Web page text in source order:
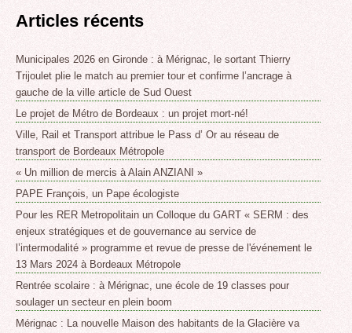
Articles récents
Municipales 2026 en Gironde : à Mérignac, le sortant Thierry
Trijoulet plie le match au premier tour et confirme l’ancrage à
gauche de la ville article de Sud Ouest
Le projet de Métro de Bordeaux : un projet mort-né!
Ville, Rail et Transport attribue le Pass d’ Or au réseau de
transport de Bordeaux Métropole
« Un million de mercis à Alain ANZIANI »
PAPE François, un Pape écologiste
Pour les RER Metropolitain un Colloque du GART « SERM : des
enjeux stratégiques et de gouvernance au service de
l’intermodalité » programme et revue de presse de l'événement le
13 Mars 2024 à Bordeaux Métropole
Rentrée scolaire : à Mérignac, une école de 19 classes pour
soulager un secteur en plein boom
Mérignac : La nouvelle Maison des habitants de la Glacière va